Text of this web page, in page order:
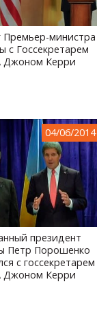
Премьер-министра
с Госсекретарем
Керри
04/06/2014
президент
Петр Порошенко
с госсекретарем
Керри